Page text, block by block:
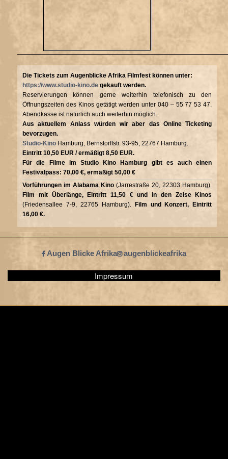
Die Tickets zum Augenblicke Afrika Filmfest können unter:
https://www.studio-kino.de gekauft werden.
Reservierungen können gerne weiterhin telefonisch zu den
Öffnungszeiten des Kinos getätigt werden unter 040 – 55 77 53 47.
Abendkasse ist natürlich auch weiterhin möglich.
Aus aktuellem Anlass würden wir aber das Online Ticketing
bevorzugen.
Studio-Kino Hamburg, Bernstorffstr. 93-95, 22767 Hamburg.
Eintritt 10,50 EUR / ermäßigt 8,50 EUR.
Für die Filme im Studio Kino Hamburg gibt es auch einen
Festivalpass: 70,00 €, ermäßigt 50,00 €
Vorführungen im Alabama Kino (Jarrestraße 20, 22303 Hamburg).
Film mit Überlänge, Eintritt 11,50 € und in den Zeise Kinos
(Friedensallee 7-9, 22765 Hamburg).
Film und Konzert, Eintritt
16,00 €.
Augen Blicke Afrika augenblickeafrika
Impressum